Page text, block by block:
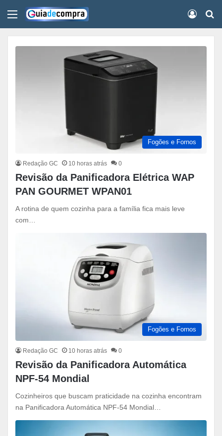
Menu
Fogões e Fornos
Redação GC 10 horas atrás 0
Revisão da Panificadora Elétrica WAP
PAN GOURMET WPAN01
A rotina de quem cozinha para a família fica mais leve
com…
Fogões e Fornos
Redação GC 10 horas atrás 0
Revisão da Panificadora Automática
NPF-54 Mondial
Cozinheiros que buscam praticidade na cozinha encontram
na Panificadora Automática NPF-54 Mondial…